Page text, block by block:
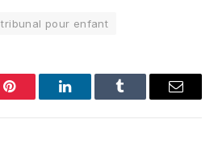
tribunal pour enfant
Pinterest LinkedInTumblr Email